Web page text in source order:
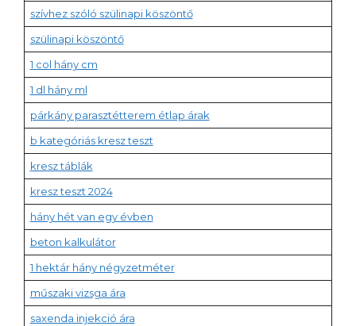
szívhez szóló szülinapi köszöntő
szülinapi köszöntő
1 col hány cm
1 dl hány ml
párkány parasztétterem étlap árak
b kategóriás kresz teszt
kresz táblák
kresz teszt 2024
hány hét van egy évben
beton kalkulátor
1 hektár hány négyzetméter
műszaki vizsga ára
saxenda injekció ára